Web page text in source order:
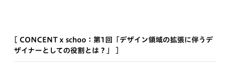
[ CONCENT x schoo：第1回「デザイン領域の拡張に伴うデ
ザイナーとしての役割とは？」 ]